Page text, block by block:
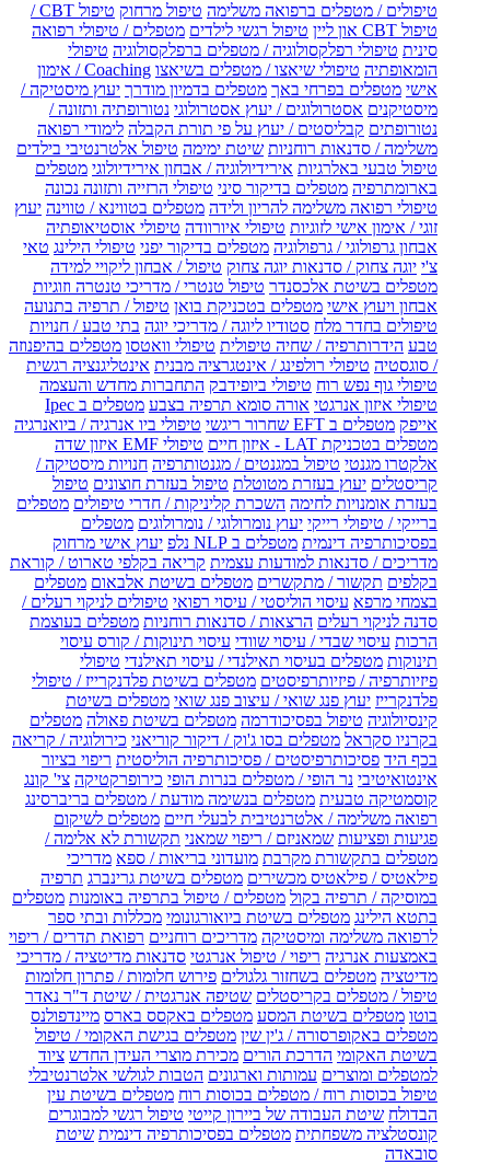
טיפולים / מטפלים ברפואה משלימה טיפול מרחוק
טיפול CBT /
טיפול CBT און ליין
טיפול רגשי לילדים מטפלים / טיפולי רפואה
סינית טיפולי רפלקסולוגיה / מטפלים ברפלקסולוגיה טיפולי
הומאופתיה טיפולי שיאצו / מטפלים בשיאצו
Coaching / אימון
אישי מטפלים בפרחי באך מטפלים בדמיון מודרך יעוץ מיסטיקה /
מיסטיקנים אסטרולוגים / יעוץ אסטרולוגי נטורופתיה ותזונה /
נטורופתים קבליסטים / יעוץ על פי תורת הקבלה לימודי רפואה
משלימה / סדנאות רוחניות שיטת ימימה טיפול אלטרנטיבי בילדים
טיפול טבעי באלרגיות אירידיולוגיה / אבחון אירידיולוגי מטפלים
בארומתרפיה מטפלים בדיקור סיני טיפולי הרזייה ותזונה נכונה
טיפולי רפואה משלימה להריון ולידה מטפלים בטווינא / טווינה יעוץ
זוגי / אימון אישי לזוגיות טיפולי איורוודה טיפולי אוסטיאופתיה
אבחון גרפולוגי / גרפולוגיה מטפלים בדיקור יפני טיפולי הילינג טאי
צ'י יוגה צחוק / סדנאות יוגה צחוק טיפול / אבחון ליקויי למידה
מטפלים בשיטת אלכסנדר טיפול טנטרי / מדריכי טנטרה וזוגיות
אבחון ויעוץ אישי מטפלים בטכניקת בואן טיפול / תרפיה בתנועה
טיפולים בחדר מלח סטודיו ליוגה / מדריכי יוגה בתי טבע / חנויות
טבע הידרותרפיה / שחיה טיפולית טיפולי וואטסו מטפלים בהיפנוזה
/ סוגסטיה טיפולי רולפינג / אינטגרציה מבנית אינטליגנציה רגשית
טיפולי גוף נפש רוח טיפולי ביופידבק התחברות מחדש והעצמה
טיפולי איזון אנרגטי אורה סומא תרפיה בצבע
מטפלים ב Ipec
אייפק מטפלים ב EFT שחרור ריגשי
טיפולי ביו אנרגיה / ביואנרגיה
מטפלים בטכניקת LAT - איזון חיים
טיפולי EMF איזון שדה
אלקטרו מגנטי טיפול במגנטים / מגנטותרפיה חנויות מיסטיקה /
קריסטלים יעוץ בעזרת מטוטלת טיפול בעזרת חוצונים טיפול
בעזרת אומנויות לחימה השכרת קליניקות / חדרי טיפולים מטפלים
ברייקי / טיפולי רייקי יעוץ נומרולוגי / נומרולוגים מטפלים
בפסיכותרפיה דינמית מטפלים ב NLP נלפ
יעוץ אישי מרחוק
מדריכים / סדנאות למודעות עצמית קריאה בקלפי טארוט / קוראת
בקלפים תקשור / מתקשרים מטפלים בשיטת אלבאום מטפלים
בצמחי מרפא עיסוי הוליסטי / עיסוי רפואי טיפולים לניקוי רעלים /
סדנה לניקוי רעלים הרצאות / סדנאות רוחניות מטפלים בעוצמת
הרכות עיסוי שבדי / עיסוי שוודי עיסוי תינוקות / קורס עיסוי
תינוקות מטפלים בעיסוי תאילנדי / עיסוי תאילנדי טיפולי
פיזיותרפיה / פיזיותרפיסטים מטפלים בשיטת פלדנקרייז / טיפולי
פלדנקרייז יעוץ פנג שואי / עיצוב פנג שואי מטפלים בשיטת
קינסיולוגיה טיפול בפסיכודרמה מטפלים בשיטת פאולה מטפלים
בקרניו סקראל מטפלים בסו ג'וק / דיקור קוריאני כירולוגיה / קריאה
בכף היד פסיכותרפיסטים / פסיכותרפיה הוליסטית ריפוי בציור
אינטואיטיבי נר הופי / מטפלים בנרות הופי כירופרקטיקה צי' קונג
קוסמטיקה טבעית מטפלים בנשימה מודעת / מטפלים בריברסינג
רפואה משלימה / אלטרנטיבית לבעלי חיים מטפלים לשיקום
פגיעות ופציעות שמאניזם / ריפוי שמאני תקשורת לא אלימה /
מטפלים בתקשורת מקרבת מועדוני בריאות / ספא מדריכי
פילאטיס / פילאטיס מכשירים מטפלים בשיטת גרינברג תרפיה
במוסיקה / תרפיה בקול מטפלים / טיפול בתרפיה באומנות מטפלים
בתטא הילינג מטפלים בשיטת ביואורגונומי מכללות ובתי ספר
לרפואה משלימה ומיסטיקה מדריכים רוחניים רפואת תדרים / ריפוי
באמצעות אנרגיה ריפוי / טיפול אנרגטי סדנאות מדיטציה / מדריכי
מדיטציה מטפלים בשחזור גלגולים פירוש חלומות / פתרון חלומות
טיפול / מטפלים בקריסטלים שטיפה אנרגטית / שיטת ד"ר נאדר
בוטו מטפלים בשיטת המסע מטפלים באקסס בארס מיינדפולנס
מטפלים באקופרסורה / ג'ין שין מטפלים בגישת האקומי / טיפול
בשיטת האקומי הדרכת הורים מכירת מוצרי העידן החדש ציוד
למטפלים ומוצרים עמותות וארגונים הטבות לגולשי אלטרנטיבלי
טיפול בכוסות רוח / מטפלים בכוסות רוח מטפלים בשיטת עין
הבדולח שיטת העבודה של ביירון קייטי טיפול רגשי למבוגרים
קונסטלציה משפחתית מטפלים בפסיכותרפיה דינמית שיטת
סובאדה